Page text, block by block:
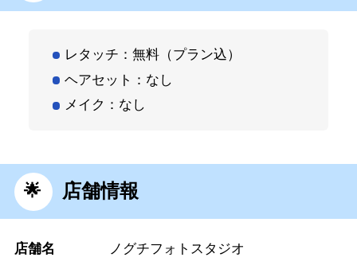
レタッチ：無料（プラン込）
ヘアセット：なし
メイク：なし
店舗情報
店舗名 ノグチフォトスタジオ